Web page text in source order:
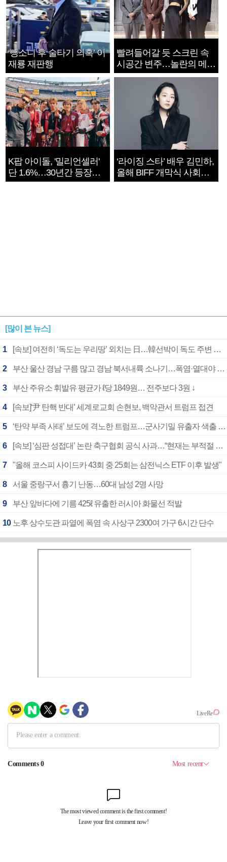
‘뺑소니 후 술타기 의혹’ 이
재룡 재판행
빨려들어갈 듯 스크린 속
시공간 변주…놀란의 메시
지는 ‘전쟁 속죄’
K팝 아이돌, '밀리언셀러'
단 1.6%…30년간 등장
1182개팀 전수조사
‘라이징 스타’ 배우 김민하,
올해 BIFF 개막식 사회자
확정
[많이 본 뉴스]
1 [속보] 여전히 ‘독도는 우리땅’ 외치는 日…韓선박이 독도 주변 해양조사 활동하자 반발
2 부산 울산 경남 구름 많고 경남 북서내륙 소나기…폭염·열대야 계속
3 부산 주유소 휘발유 평균가 ℓ당 1849원… 전주보다 3원 ↓
4 [속보]‘尹 탄핵 반대’ 세계로교회 손현보, 백악관서 트럼프 접견
5 ‘탄약 부족 사태’ 보도에 격노한 트럼프…군사기밀 유출자 색출 지시
6 [속보] ‘심판 성접대’ 논란 축구협회 공식 사과…“현재는 부적절 행위 없어”
7 "올해 코스피 사이드카 43회 중 25회는 삼전닉스 ETF 이후 발생"
8 서울 중랑구서 흉기 난동…60대 남성 2명 사망
9 부산 앞바다에 기름 425ℓ 유출한 러시아 화물선 적발
10 노후 상수도관 파열에 폭염 속 사상구 2300여 가구 6시간 단수